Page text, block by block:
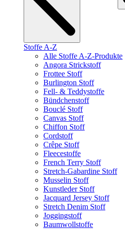
Stoffe A-Z
Alle Stoffe A-Z-Produkte
Angora Strickstoff
Frottee Stoff
Burlington Stoff
Fell- & Teddystoffe
Bündchenstoff
Bouclé Stoff
Canvas Stoff
Chiffon Stoff
Cordstoff
Crêpe Stoff
Fleecestoffe
French Terry Stoff
Stretch-Gabardine Stoff
Musselin Stoff
Kunstleder Stoff
Jacquard Jersey Stoff
Stretch Denim Stoff
Joggingstoff
Baumwollstoffe